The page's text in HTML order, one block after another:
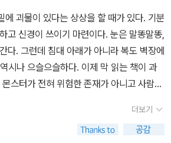
을 발견하게 되는데, 바로 이들 몬스터 내니
니다. 책을 쓴 사람 역시 내니와 함께 보낸
내니에 대한 다양한 정보를 책 속에 담아 놨
들은 몬스터 내니에 대해 알아간답니다.
이들 가정에만 몬스터가 찾아온 것이 아니
역시 부모님이 당첨되어 캠프로 떠나고 몬
온 친구들이 있답니다. 과연 이게 무슨 일
에 괴물이 있다는 상상을 할 때가 있다. 기분
고 신경이 쓰이기 마련이다. 눈은 말똥말똥,
다. 그런데 침대 아래가 아니라 복도 벽장에
시나 으슬으슬하다. 이제 막 읽는 책이 과
스터가 전혀 위험한 존재가 아니고 사람을
뚱한 상상력이 돋보이는 <몬스터 내
살짜리 아들이 던진 한마디에서 시작되었
더보기